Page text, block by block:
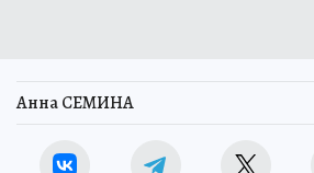
Анна СЕМИНА